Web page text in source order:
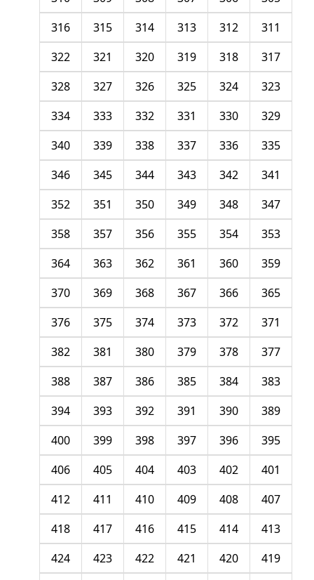
311
312
313
314
315
316
317
318
319
320
321
322
323
324
325
326
327
328
329
330
331
332
333
334
335
336
337
338
339
340
341
342
343
344
345
346
347
348
349
350
351
352
353
354
355
356
357
358
359
360
361
362
363
364
365
366
367
368
369
370
371
372
373
374
375
376
377
378
379
380
381
382
383
384
385
386
387
388
389
390
391
392
393
394
395
396
397
398
399
400
401
402
403
404
405
406
407
408
409
410
411
412
413
414
415
416
417
418
419
420
421
422
423
424